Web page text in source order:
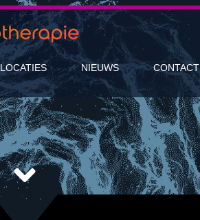
LOCATIES NIEUWS CONTACT